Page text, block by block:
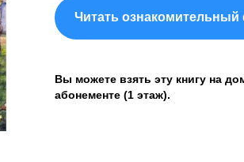
Вы можете взять эту книгу на
абонементе (1 этаж).
Читать ознакомительный